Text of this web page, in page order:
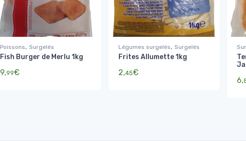
Poissons, Surgelés
Fish Burger de Merlu 1kg
9,99€
Légumes surgelés, Surgelés
Frites Allumette 1kg
2,45€
6,